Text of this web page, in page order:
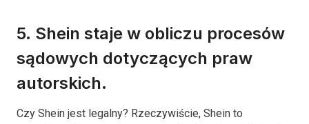
5. Shein staje w obliczu procesów
sądowych dotyczących praw
autorskich.
Czy Shein jest legalny? Rzeczywiście, Shein to